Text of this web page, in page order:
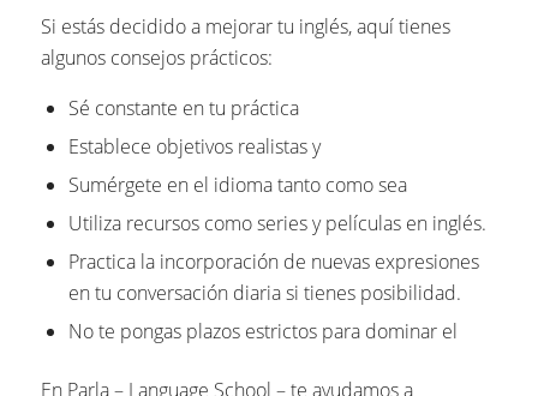
Si estás decidido a mejorar tu inglés, aquí tienes
algunos consejos prácticos:
Sé constante en tu práctica
Establece objetivos realistas y
Sumérgete en el idioma tanto como sea
Utiliza recursos como series y películas en inglés.
Practica la incorporación de nuevas expresiones
en tu conversación diaria si tienes posibilidad.
No te pongas plazos estrictos para dominar el
En Parla – Language School – te ayudamos a